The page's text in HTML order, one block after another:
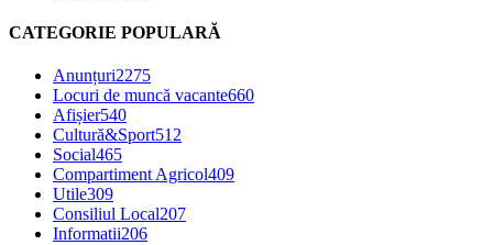
CATEGORIE POPULARĂ
Anunțuri2275
Locuri de muncă vacante660
Afișier540
Cultură&Sport512
Social465
Compartiment Agricol409
Utile309
Consiliul Local207
Informatii206